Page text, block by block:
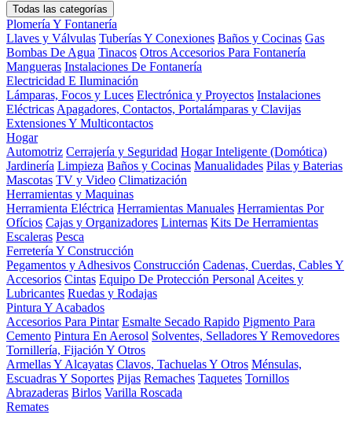
Todas las categorías
Plomería Y Fontanería
Llaves y Válvulas Tuberías Y Conexiones Baños y Cocinas Gas
Bombas De Agua Tinacos Otros Accesorios Para Fontanería
Mangueras Instalaciones De Fontanería
Electricidad E Iluminación
Lámparas, Focos y Luces Electrónica y Proyectos Instalaciones
Eléctricas Apagadores, Contactos, Portalámparas y Clavijas
Extensiones Y Multicontactos
Hogar
Automotriz Cerrajería y Seguridad Hogar Inteligente (Domótica)
Jardinería Limpieza Baños y Cocinas Manualidades Pilas y Baterias
Mascotas TV y Video Climatización
Herramientas y Maquinas
Herramienta Eléctrica Herramientas Manuales Herramientas Por
Ofícios Cajas y Organizadores Linternas Kits De Herramientas
Escaleras Pesca
Ferretería Y Construcción
Pegamentos y Adhesivos Construcción Cadenas, Cuerdas, Cables Y
Accesorios Cintas Equipo De Protección Personal Aceites y
Lubricantes Ruedas y Rodajas
Pintura Y Acabados
Accesorios Para Pintar Esmalte Secado Rapido Pigmento Para
Cemento Pintura En Aerosol Solventes, Selladores Y Removedores
Tornillería, Fijación Y Otros
Armellas Y Alcayatas Clavos, Tachuelas Y Otros Ménsulas,
Escuadras Y Soportes Pijas Remaches Taquetes Tornillos
Abrazaderas Birlos Varilla Roscada
Remates